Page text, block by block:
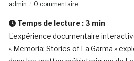
admin
0 commentaire
Temps de lecture : 3 min
L’expérience documentaire
« Memoria: Stories of La Garma »